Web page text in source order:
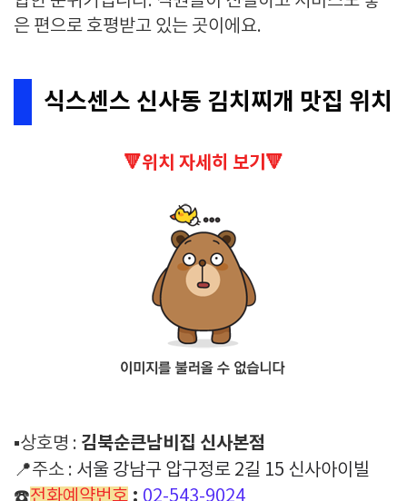
은 편으로 호평받고 있는 곳이에요.
식스센스 신사동 김치찌개 맛집 위치
🔻위치 자세히 보기🔻
▪️상호명 : 김북순큰남비집 신사본점
📍주소 : 서울 강남구 압구정로 2길 15 신사아이빌
☎️전화예약번호 : 02-543-9024